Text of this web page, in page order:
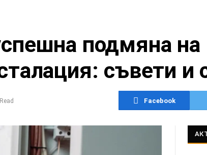
подмяна на
съвети и
Facebook